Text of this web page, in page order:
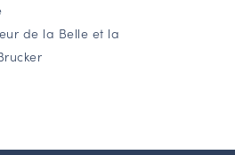
de la Belle et la